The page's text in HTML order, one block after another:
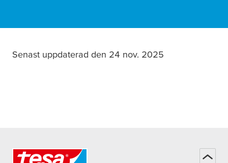
Senast uppdaterad den 24 nov. 2025